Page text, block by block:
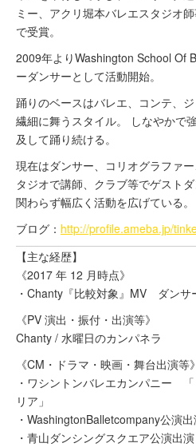
ミー、アクリ堀本バレエスタジオ
で受賞。
2009年よりWashington School Of
ーダンサーとして活動開始。
踊りのベースはバレエ、コンテ、
繊細に舞うスタイル。 しなやかで
及して踊り続ける。
現在はダンサー、コリオグラファ
タジオで講師、クラブ等でゲスト
関わらず幅広く活動を広げている。
ブログ： http://profile.ameba.jp/
【主な経歴】
《2017 年 12 月時点》
・Chanty『比較対象』MV ダンサ
《PV 演出・振付・出演等》
Chanty / 水曜日のカンパネラ
《CM・ドラマ・映画・舞台出演等》
・ワシントンバレエカンパニー
リア」
・WashingtonBalletcompany公演
・青山ダンシングスクエア公演出演